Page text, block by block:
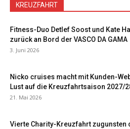
KREUZFAHRT
Fitness-Duo Detlef Soost und Kate Hall
zurück an Bord der VASCO DA GAMA
3. Juni 2026
Nicko cruises macht mit Kunden-
Lust auf die Kreuzfahrtsaison 2027/
21. Mai 2026
Vierte Charity-Kreuzfahrt zugunsten